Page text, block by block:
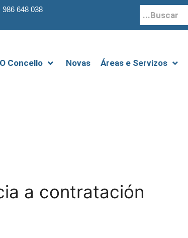
986 648 038
O Concello Novas Áreas e Servizos
a contratación